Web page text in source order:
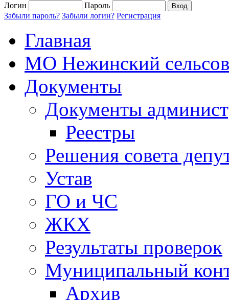
Логин
Пароль
Забыли пароль? Забыли логин? Регистрация
Главная
МО Нежинский
Документы
Документы
Реестры
Решения совета
Устав
ГО и ЧС
ЖКХ
Результаты проверок
Муниципальный
Архив